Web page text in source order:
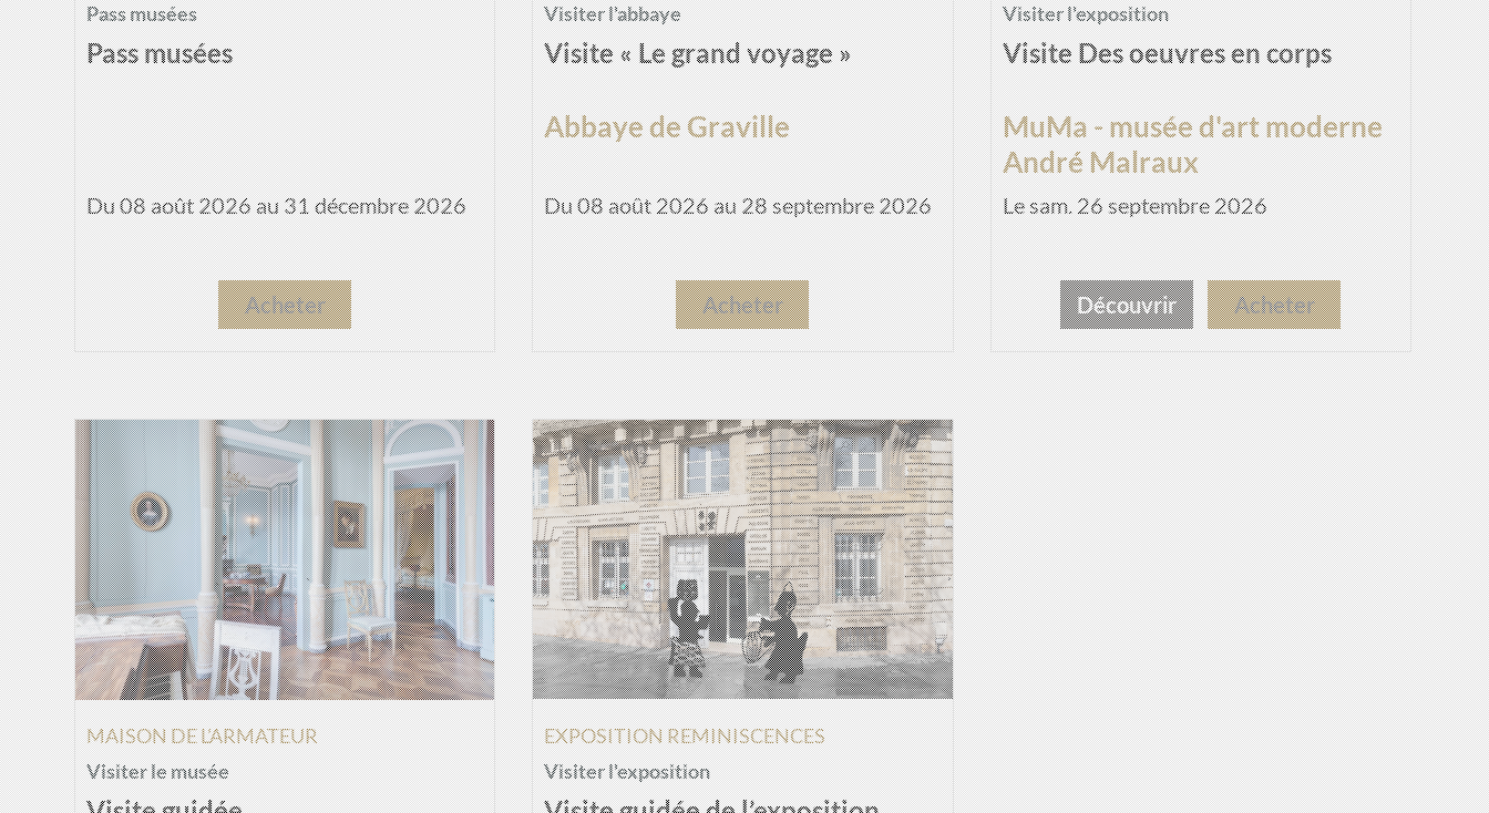
Pass musées
Pass musées
Du 08 août 2026 au 31 décembre 2026
Acheter
Visiter l'abbaye
Visite « Le grand voyage »
Abbaye de Graville
Du 08 août 2026 au 28 septembre 2026
Acheter
Visiter l'exposition
Visite Des oeuvres en corps
MuMa - musée d'art moderne
André Malraux
Le sam. 26 septembre 2026
Découvrir Acheter
MAISON DE L'ARMATEUR
Visiter le musée
EXPOSITION REMINISCENCES
Visiter l'exposition